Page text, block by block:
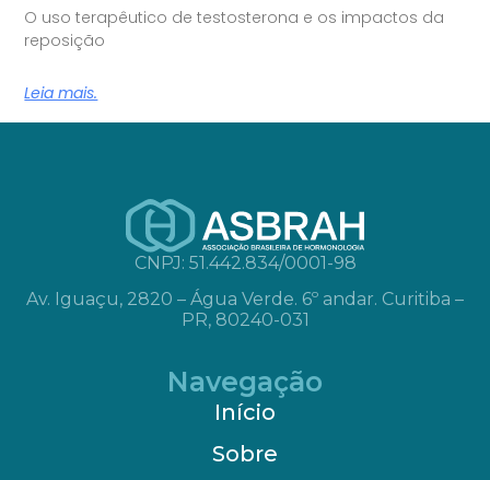
O uso terapêutico de testosterona e os impactos da
reposição
Leia mais.
CNPJ: 51.442.834/0001-98
Av. Iguaçu, 2820 – Água Verde. 6º andar. Curitiba –
PR, 80240-031
Navegação
Início
Sobre